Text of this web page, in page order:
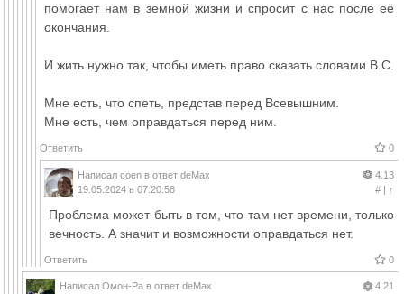
помогает нам в земной жизни и спросит с нас после её
окончания.
И жить нужно так, чтобы иметь право сказать словами В.С.
Мне есть, что спеть, представ перед Всевышним.
Мне есть, чем оправдаться перед ним.
Ответить 0
Написал coen в ответ deMax
19.05.2024 в 07:20:58
4.13
#| ↑
Проблема может быть в том, что там нет времени, только
вечность. А значит и возможности оправдаться нет.
Ответить 0
Написал Омон-Ра в ответ deMax
4.21